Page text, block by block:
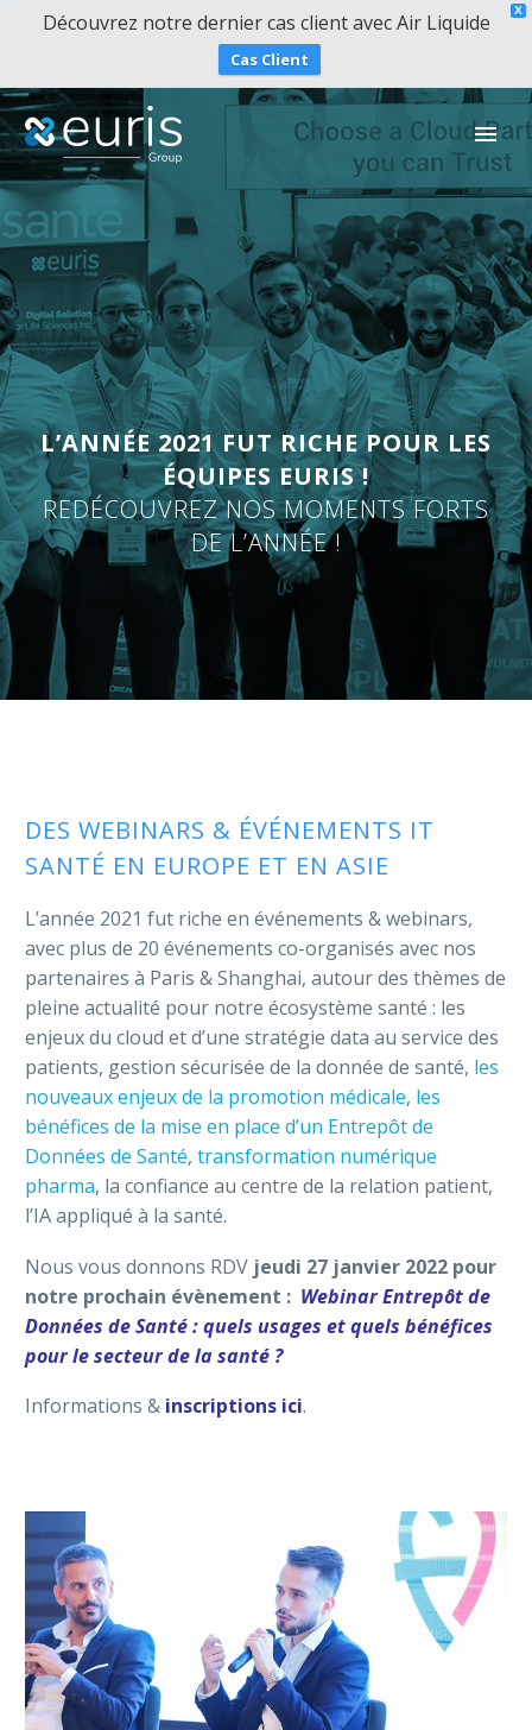
X
Découvrez notre dernier cas client avec Air Liquide
Cas Client
L’ANNÉE 2021 FUT RICHE POUR LES
ÉQUIPES EURIS !
REDÉCOUVREZ NOS MOMENTS FORTS
DE L’ANNÉE !
DES WEBINARS & ÉVÉNEMENTS IT
SANTÉ EN EUROPE ET EN ASIE
L’année 2021 fut riche en événements & webinars,
avec plus de 20 événements co-organisés avec nos
partenaires à Paris & Shanghai, autour des thèmes de
pleine actualité pour notre écosystème santé : les
enjeux du cloud et d’une stratégie data au service des
patients, gestion sécurisée de la donnée de santé, les
nouveaux enjeux de la promotion médicale, les
bénéfices de la mise en place d’un Entrepôt de
Données de Santé, transformation numérique
pharma, la confiance au centre de la relation patient,
l’IA appliqué à la santé.
Nous vous donnons RDV jeudi 27 janvier 2022 pour
notre prochain évènement : Webinar Entrepôt de
Données de Santé : quels usages et quels bénéfices
pour le secteur de la santé ?
Informations & inscriptions ici.